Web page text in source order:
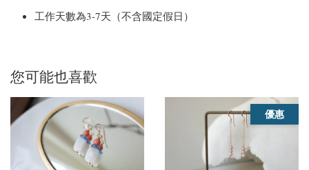
工作天數為3-7天（不含國定假日）
您可能也喜歡
優惠